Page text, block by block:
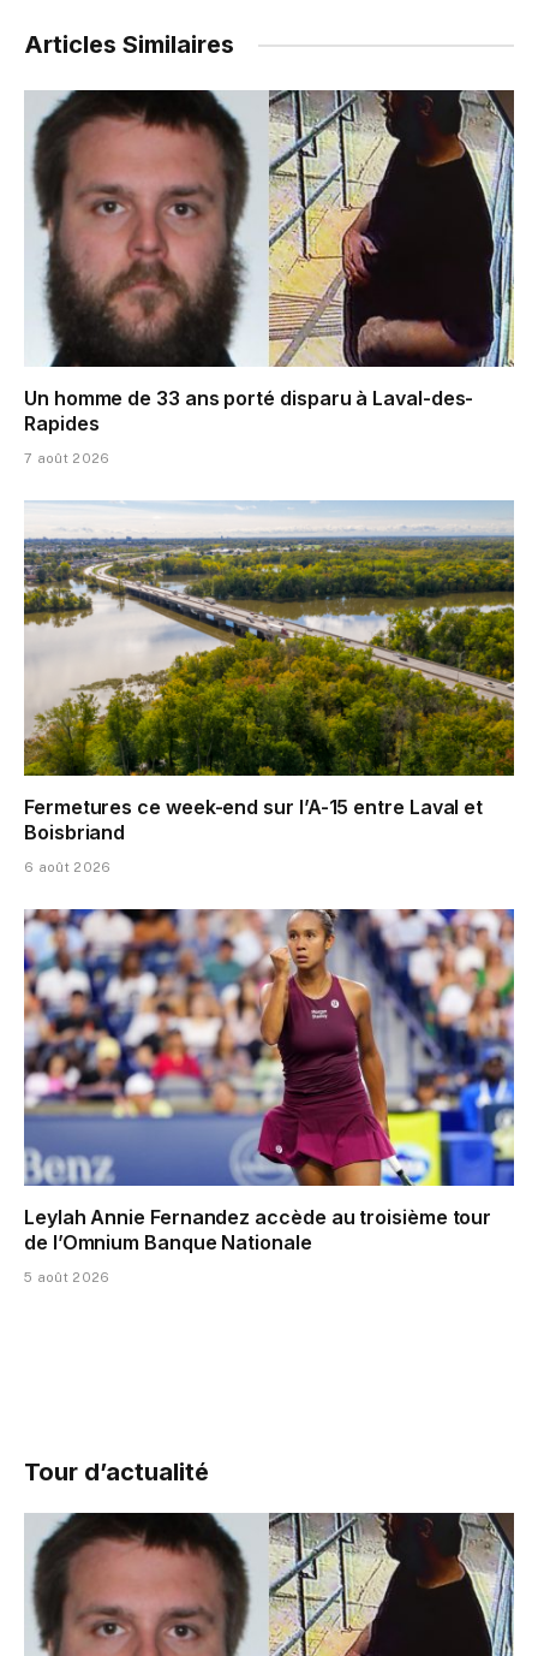
Articles Similaires
Un homme de 33 ans porté disparu à Laval-des-
Rapides
7 août 2026
Fermetures ce week-end sur l’A-15 entre Laval et
Boisbriand
6 août 2026
Leylah Annie Fernandez accède au troisième tour
de l’Omnium Banque Nationale
5 août 2026
Tour d’actualité